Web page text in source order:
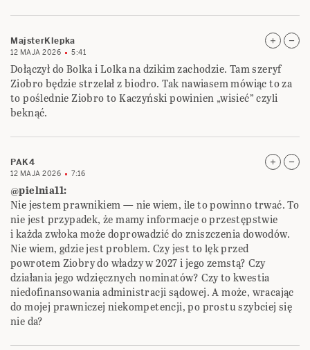
MajsterKlepka
12 MAJA 2026 5:41
Dołączył do Bolka i Lolka na dzikim zachodzie. Tam szeryf
Ziobro będzie strzelał z biodro. Tak nawiasem mówiąc to za
to poślednie Ziobro to Kaczyński powinien „wisieć” czyli
beknąć.
PAK4
12 MAJA 2026 7:16
@pielnia11:
Nie jestem prawnikiem — nie wiem, ile to powinno trwać. To
nie jest przypadek, że mamy informacje o przestępstwie
i każda zwłoka może doprowadzić do zniszczenia dowodów.
Nie wiem, gdzie jest problem. Czy jest to lęk przed
powrotem Ziobry do władzy w 2027 i jego zemstą? Czy
działania jego wdzięcznych nominatów? Czy to kwestia
niedofinansowania administracji sądowej. A może, wracając
do mojej prawniczej niekompetencji, po prostu szybciej się
nie da?